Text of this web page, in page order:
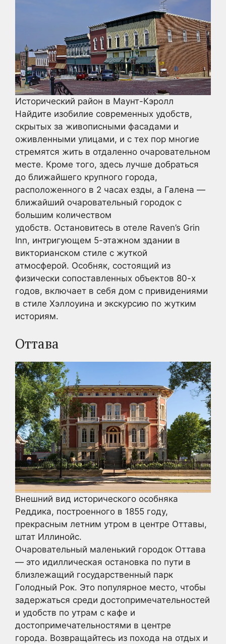
Исторический район в Маунт-Кэролл
Найдите изобилие современных удобств,
скрытых за живописными фасадами и
оживленными улицами, и с тех пор многие
стремятся жить в отдаленно очаровательном
месте. Кроме того, здесь лучше добраться
до ближайшего крупного города,
расположенного в 2 часах езды, а Галена —
ближайший очаровательный городок с
большим количеством
удобств. Остановитесь в отеле Raven’s Grin
Inn, интригующем 5-этажном здании в
викторианском стиле с жуткой
атмосферой. Особняк, состоящий из
физически сопоставленных объектов 80-х
годов, включает в себя дом с привидениями
в стиле Хэллоуина и экскурсию по жутким
историям.
Оттава
Внешний вид исторического особняка
Реддика, построенного в 1855 году,
прекрасным летним утром в центре Оттавы,
штат Иллинойс.
Очаровательный маленький городок Оттава
— это идиллическая остановка по пути в
близлежащий государственный парк
Голодный Рок. Это популярное место, чтобы
задержаться среди достопримечательностей
и удобств по утрам с кафе и
достопримечательностями в центре
города. Возвращайтесь из похода на отдых и